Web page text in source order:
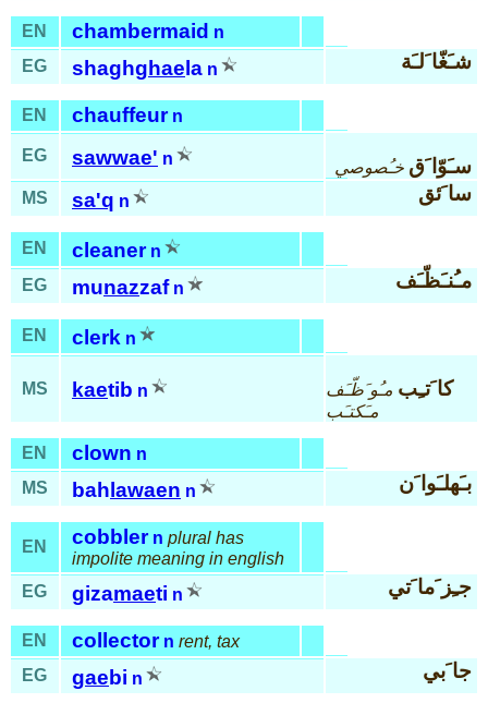
EN chambermaid n
EG
shaghghae la n شـَغّا َلـَة
EN chauffeur n
EG sawwae' n سـَوّا َق خـُصوصي
MS
sa'q n سا َئق
EN cleaner n
EG
munazzaf n مـُنـَظّـَف
EN clerk n
MS kaetib n كا َتـِب مـُو َظّـَف
مـَكتـَب
EN clown n
MS
bah lawaen n بـَهلـَوا َن
EN cobbler n plural has
impolite meaning in english
EG
gizamaeti n جـِز َما َتي
EN collector n rent, tax
EG
gaebi n جا َبي